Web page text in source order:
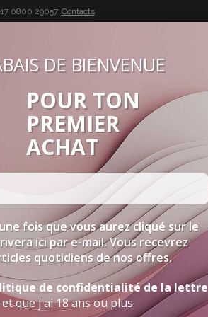
0800 29057 Contacts
BUONA VITA
ACCESSOIRES PROMOTIONS
DE BIENVENUE
POUR TON
PREMIER
ACHAT
fois que vous aurez cliqué sur le
ici par e-mail. Vous recevrez
quotidiens de nos offres.
de confidentialité de la lettre
et que j'ai 18 ans ou plus